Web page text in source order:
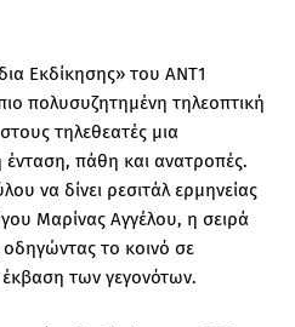
Εκδίκησης» του ΑΝΤ1
πολυσυζητημένη τηλεοπτική
τηλεθεατές μια
ένταση, πάθη και ανατροπές.
να δίνει ρεσιτάλ ερμηνείας
Μαρίνας Αγγέλου, η σειρά
οδηγώντας το κοινό σε
των γεγονότων.